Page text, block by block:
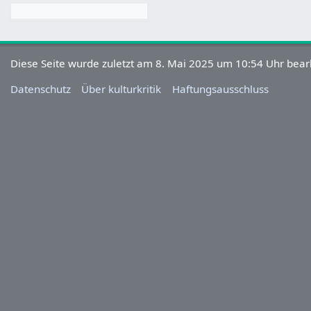
Diese Seite wurde zuletzt am 8. Mai 2025 um 10:54 Uhr
Datenschutz
Über kulturkritik Haftungsausschluss